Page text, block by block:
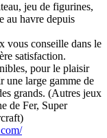
jeu de figurines,
au havre depuis
vous conseille dans le
satisfaction.
pour le plaisir
une large gamme de
grands. (Autres jeux
de Fer, Super